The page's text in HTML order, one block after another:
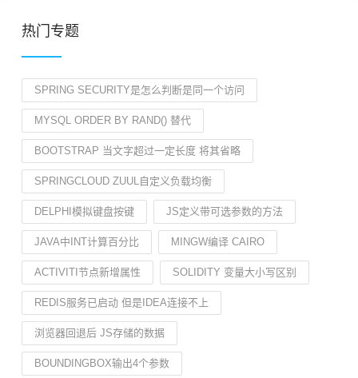
热门专题
SPRING SECURITY是怎么判断是同一个访问
MYSQL ORDER BY RAND() 替代
BOOTSTRAP 当文字超过一定长度 将其省略
SPRINGCLOUD ZUUL自定义负载均衡
DELPHI模拟键盘按键 JS定义带可选参数的方法
JAVA中INT计算百分比 MINGW编译 CAIRO
ACTIVITI节点新增属性 SOLIDITY 变量大小写区别
REDIS服务已启动 但是IDEA连接不上
浏览器回退后 JS存储的数据
BOUNDINGBOX输出4个参数